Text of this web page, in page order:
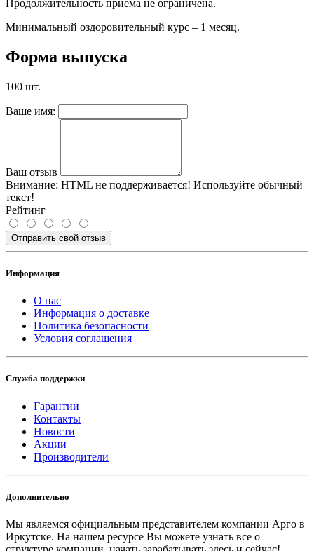
Продолжительность приема не ограничена.
Минимальный оздоровительный курс – 1 месяц.
Форма выпуска
100 шт.
Ваше имя:
Ваш отзыв
Внимание: HTML не поддерживается! Используйте обычный
текст!
Рейтинг
Отправить свой отзыв
Информация
О нас
Информация о доставке
Политика безопасности
Условия соглашения
Служба поддержки
Гарантии
Контакты
Новости
Акции
Производители
Дополнительно
Мы являемся официальным представителем компании Арго в
Иркутске. На нашем ресурсе Вы можете узнать все о